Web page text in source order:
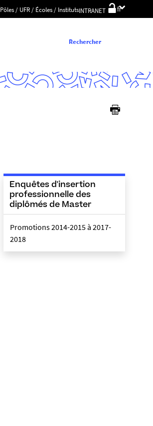
Pôles / UFR / Écoles / InstitutsINTRANET
Choix
fr
Rechercher
Enquêtes d'insertion
professionnelle des
diplômés de Master
Promotions 2014-2015 à 2017-
2018